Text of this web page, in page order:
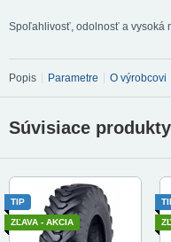
Spoľahlivosť, odolnosť a vysoká
Popis Parametre O výrobcovi
Súvisiace produkty
TIP
ZĽAVA - AKCIA